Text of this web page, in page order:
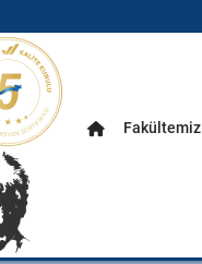
Anasayfa
Fakültemiz